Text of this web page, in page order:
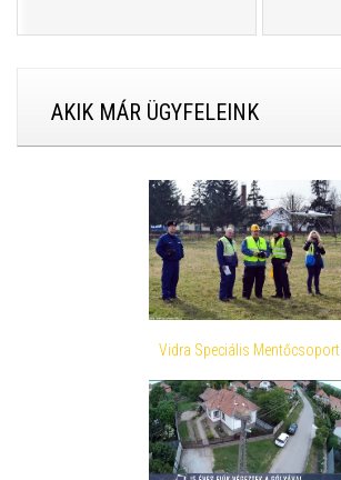
AKIK MÁR ÜGYFELEINK
Vidra Speciális Mentőcsoport